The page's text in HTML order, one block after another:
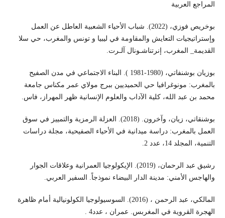
المراجع العربية
بوخريص فوزي، (2022). شباب الأحياء الشعبية العاطل عن العمل
وإستراتيجيات التعايش والمقاومة في ليبيا و تونس والمغرب، حي سلا
القديمة_ المغرب، إنرتناشـونال آلـرت.
بوزيان بوشنفاتي، (1980-1981 ). البناء الاجتماعي في مدن الصفيح
بالمغرب: مونوغرافيا حي الحميديين ببرج مولاي عمر مكناس جامعة
محمد بن عبد الله، كلية الآداب والعلوم الإنسانية ظهر المهراز، فاس.
بوشنقاتي، زيان، وآخرون. (2018). العزلة الرمزية والتمييز في سوق
العمل بالمغرب: دراسة ميدانية في الأحياء الصفيحية، مجلة دراسات
التنمية، المجلد 14، عدد 2.
رشيق عبد الرحمان، (2019). الإيكولوجيا العمرانية وعلاقات الجوار
والهاجس الأمني: مدينة الدار البيضاء نموذجاً. السفير العربي.
المالكي، عبد الرحمن ، (2016). السوسيولوجيا الكولونيالية أمام ظاهرة
الهجرة القروية في المغربس. عمران ، عدد4 .